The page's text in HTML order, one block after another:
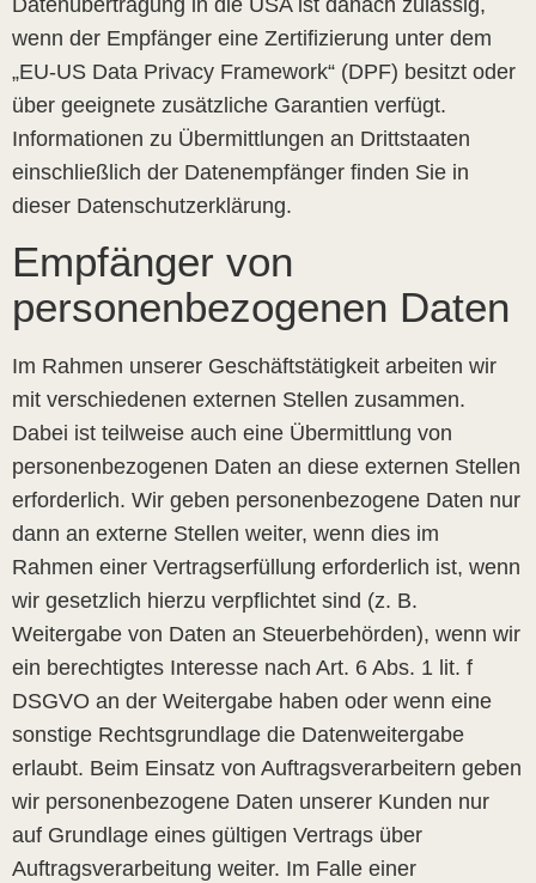
wenn der Empfänger eine Zertifizierung unter dem
„EU-US Data Privacy Framework“ (DPF) besitzt oder
über geeignete zusätzliche Garantien verfügt.
Informationen zu Übermittlungen an Drittstaaten
einschließlich der Datenempfänger finden Sie in
dieser Datenschutzerklärung.
Empfänger von
personenbezogenen Daten
Im Rahmen unserer Geschäftstätigkeit arbeiten wir
mit verschiedenen externen Stellen zusammen.
Dabei ist teilweise auch eine Übermittlung von
personenbezogenen Daten an diese externen Stellen
erforderlich. Wir geben personenbezogene Daten nur
dann an externe Stellen weiter, wenn dies im
Rahmen einer Vertragserfüllung erforderlich ist, wenn
wir gesetzlich hierzu verpflichtet sind (z. B.
Weitergabe von Daten an Steuerbehörden), wenn wir
ein berechtigtes Interesse nach Art. 6 Abs. 1 lit. f
DSGVO an der Weitergabe haben oder wenn eine
sonstige Rechtsgrundlage die Datenweitergabe
erlaubt. Beim Einsatz von Auftragsverarbeitern geben
wir personenbezogene Daten unserer Kunden nur
auf Grundlage eines gültigen Vertrags über
Auftragsverarbeitung weiter. Im Falle einer